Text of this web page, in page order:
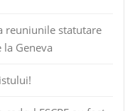
reuniunile statutare
Geneva